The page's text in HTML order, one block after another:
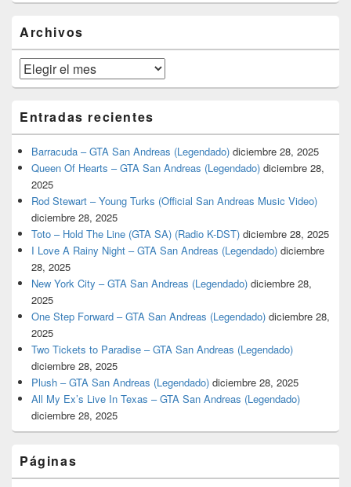
widget
lateral
primaria
Archivos
Archivos
Entradas recientes
Barracuda – GTA San Andreas (Legendado) diciembre 28, 2025
Queen Of Hearts – GTA San Andreas (Legendado) diciembre 28,
2025
Rod Stewart – Young Turks (Official San Andreas Music Video)
diciembre 28, 2025
Toto – Hold The Line (GTA SA) (Radio K-DST) diciembre 28, 2025
I Love A Rainy Night – GTA San Andreas (Legendado) diciembre
28, 2025
New York City – GTA San Andreas (Legendado) diciembre 28,
2025
One Step Forward – GTA San Andreas (Legendado) diciembre 28,
2025
Two Tickets to Paradise – GTA San Andreas (Legendado)
diciembre 28, 2025
Plush – GTA San Andreas (Legendado) diciembre 28, 2025
All My Ex’s Live In Texas – GTA San Andreas (Legendado)
diciembre 28, 2025
Páginas